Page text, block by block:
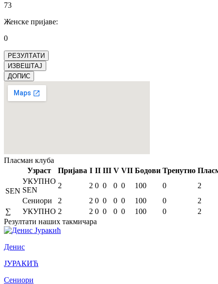
73
Женске пријаве:
0
РЕЗУЛТАТИ
ИЗВЕШТАЈ
ДОПИС
Пласман клуба
Узраст
Пријава I II III V VII Бодови Тренутно
SEN
УКУПНО
SEN
2 2 0 0 0 0 100 0
2
Сениори
2 2 0 0 0 0 100 0
2
∑
УКУПНО 2 2 0 0 0 0 100 0
2
Резултати наших такмичара
Денис
ЈУРАКИЋ
Сениори